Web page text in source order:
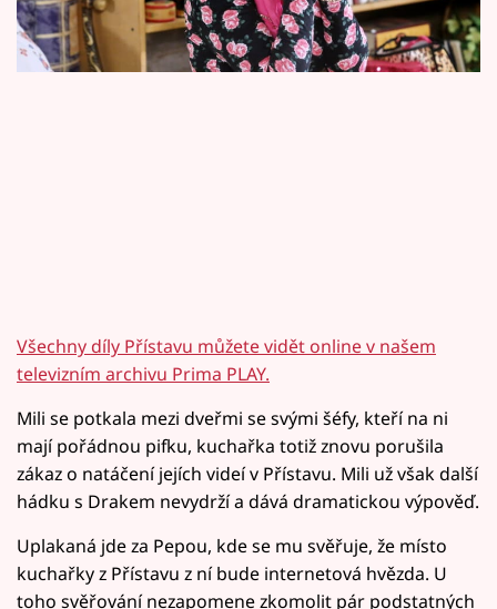
Sledujte prima+
Sledujte nás
Všechny díly Přístavu můžete vidět online v našem
televizním archivu Prima PLAY.
Mili se potkala mezi dveřmi se svými šéfy, kteří na ni
mají pořádnou pifku, kuchařka totiž znovu porušila
zákaz o natáčení jejích videí v Přístavu. Mili už však další
hádku s Drakem nevydrží a dává dramatickou výpověď.
Uplakaná jde za Pepou, kde se mu svěřuje, že místo
kuchařky z Přístavu z ní bude internetová hvězda. U
toho svěřování nezapomene zkomolit pár podstatných